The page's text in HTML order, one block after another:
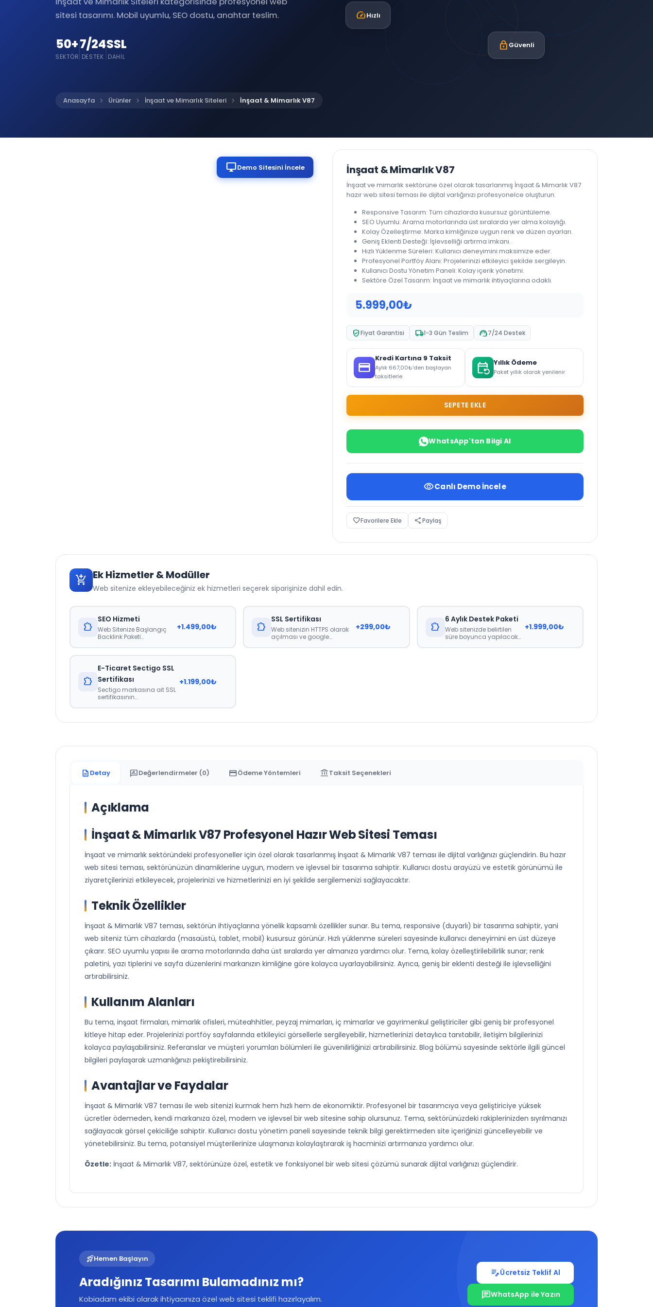
sitesi tasarımı. Mobil uyumlu, SEO dostu, anahtar teslim.
50+
SEKTÖR
7/24
DESTEK
SSL
DAHIL
speedHızlı
lock Güvenli
Anasayfa chevron_right Ürünler chevron_right İnşaat ve Mimarlık Siteleri chevron_right İnşaat & Mimarlık V87
desktop_windowsDemo Sitesini İncele İnşaat & Mimarlık V87
İnşaat ve mimarlık sektörüne özel olarak tasarlanmış İnşaat & Mimarlık V87
hazır web sitesi teması ile dijital varlığınızı profesyonelce oluşturun.
Responsive Tasarım: Tüm cihazlarda kusursuz görüntüleme.
SEO Uyumlu: Arama motorlarında üst sıralarda yer alma kolaylığı.
Kolay Özelleştirme: Marka kimliğinize uygun renk ve düzen ayarları.
Geniş Eklenti Desteği: İşlevselliği artırma imkanı.
Hızlı Yüklenme Süreleri: Kullanıcı deneyimini maksimize eder.
Profesyonel Portföy Alanı: Projelerinizi etkileyici şekilde sergileyin.
Kullanıcı Dostu Yönetim Paneli: Kolay içerik yönetimi.
Sektöre Özel Tasarım: İnşaat ve mimarlık ihtiyaçlarına odaklı.
5.999,00₺
verified_userFiyat Garantisi local_shipping1-3 Gün Teslim support_agent7/24 Destek
credit_card
Kredi Kartına 9 Taksit
Aylık 667,00₺'den başlayan
taksitlerle
event_repeat Yıllık Ödeme
Paket yıllık olarak yenilenir
SEPETE EKLE
WhatsApp'tan Bilgi Al
visibilityCanlı Demo İncele
favorite_borderFavorilere Ekle sharePaylaş
add_shopping_cart Ek Hizmetler & Modüller
Web sitenize ekleyebileceğiniz ek hizmetleri seçerek siparişinize dahil edin.
extension
SEO Hizmeti
Web Sitenize Başlangıç
Backlink Paketi
Edilmektedir.
+1.499,00₺ extension
SSL Sertifikası
Web sitenizin HTTPS olarak
açılması ve google
+299,00₺ extension
6 Aylık Destek Paketi
Web sitenizde belirtilen
süre boyunca yapılacak
+1.999,00₺
extension
E-Ticaret Sectigo SSL
Sertifikası
Sectigo markasına ait SSL
sertifikasının
+1.199,00₺
description Detay rate_reviewDeğerlendirmeler (0) credit_cardÖdeme Yöntemleri account_balanceTaksit Seçenekleri
Açıklama
İnşaat & Mimarlık V87 Profesyonel Hazır Web Sitesi Teması
İnşaat ve mimarlık sektöründeki profesyoneller için özel olarak tasarlanmış İnşaat & Mimarlık V87 teması ile dijital varlığınızı güçlendirin. Bu hazır
web sitesi teması, sektörünüzün dinamiklerine uygun, modern ve işlevsel bir tasarıma sahiptir. Kullanıcı dostu arayüzü ve estetik görünümü ile
ziyaretçilerinizi etkileyecek, projelerinizi ve hizmetlerinizi en iyi şekilde sergilemenizi sağlayacaktır.
Teknik Özellikler
İnşaat & Mimarlık V87 teması, sektörün ihtiyaçlarına yönelik kapsamlı özellikler sunar. Bu tema, responsive (duyarlı) bir tasarıma sahiptir, yani
web siteniz tüm cihazlarda (masaüstü, tablet, mobil) kusursuz görünür. Hızlı yüklenme süreleri sayesinde kullanıcı deneyimini en üst düzeye
çıkarır. SEO uyumlu yapısı ile arama motorlarında daha üst sıralarda yer almanıza yardımcı olur. Tema, kolay özelleştirilebilirlik sunar; renk
paletini, yazı tiplerini ve sayfa düzenlerini markanızın kimliğine göre kolayca uyarlayabilirsiniz. Ayrıca, geniş bir eklenti desteği ile işlevselliğini
artırabilirsiniz.
Kullanım Alanları
Bu tema, inşaat firmaları, mimarlık ofisleri, müteahhitler, peyzaj mimarları, iç mimarlar ve gayrimenkul geliştiriciler gibi geniş bir profesyonel
kitleye hitap eder. Projelerinizi portföy sayfalarında etkileyici görsellerle sergileyebilir, hizmetlerinizi detaylıca tanıtabilir, iletişim bilgilerinizi
kolayca paylaşabilirsiniz. Referanslar ve müşteri yorumları bölümleri ile güvenilirliğinizi artırabilirsiniz. Blog bölümü sayesinde sektörle ilgili güncel
bilgileri paylaşarak uzmanlığınızı pekiştirebilirsiniz.
Avantajlar ve Faydalar
İnşaat & Mimarlık V87 teması ile web sitenizi kurmak hem hızlı hem de ekonomiktir. Profesyonel bir tasarımcıya veya geliştiriciye yüksek
ücretler ödemeden, kendi markanıza özel, modern ve işlevsel bir web sitesine sahip olursunuz. Tema, sektörünüzdeki rakiplerinizden sıyrılmanızı
sağlayacak görsel çekiciliğe sahiptir. Kullanıcı dostu yönetim paneli sayesinde teknik bilgi gerektirmeden site içeriğinizi güncelleyebilir ve
yönetebilirsiniz. Bu tema, potansiyel müşterilerinize ulaşmanızı kolaylaştırarak iş hacminizi artırmanıza yardımcı olur.
Özetle: İnşaat & Mimarlık V87, sektörünüze özel, estetik ve fonksiyonel bir web sitesi çözümü sunarak dijital varlığınızı güçlendirir.
rocket_launchHemen Başlayın
Aradığınız Tasarımı Bulamadınız mı?
Kobiadam ekibi olarak ihtiyacınıza özel web sitesi teklifi hazırlayalım.
edit_noteÜcretsiz Teklif Al
chatWhatsApp ile Yazın